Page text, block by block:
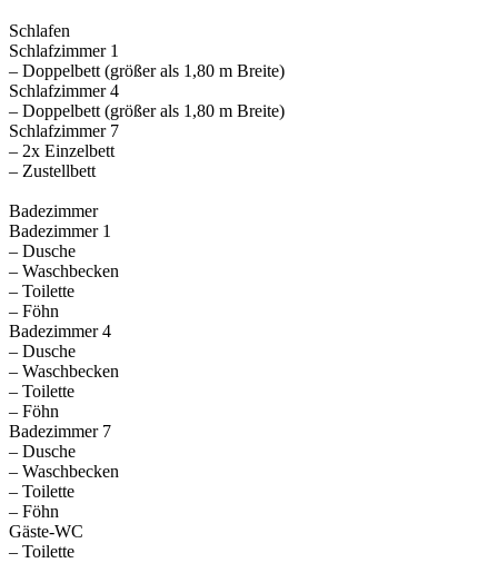
Schlafen
Schlafzimmer 1
– Doppelbett (größer als 1,80 m Breite)
Schlafzimmer 4
– Doppelbett (größer als 1,80 m Breite)
Schlafzimmer 7
– 2x Einzelbett
– Zustellbett
Badezimmer
Badezimmer 1
– Dusche
– Waschbecken
– Toilette
– Föhn
Badezimmer 4
– Dusche
– Waschbecken
– Toilette
– Föhn
Badezimmer 7
– Dusche
– Waschbecken
– Toilette
– Föhn
Gäste-WC
– Toilette